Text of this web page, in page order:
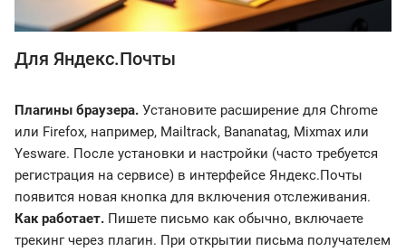
Для Яндекс.Почты
Плагины браузера. Установите расширение для Chrome
или Firefox, например, Mailtrack, Bananatag, Mixmax или
Yesware. После установки и настройки (часто требуется
регистрация на сервисе) в интерфейсе Яндекс.Почты
появится новая кнопка для включения отслеживания.
Как работает. Пишете письмо как обычно, включаете
трекинг через плагин. При открытии письма получателем